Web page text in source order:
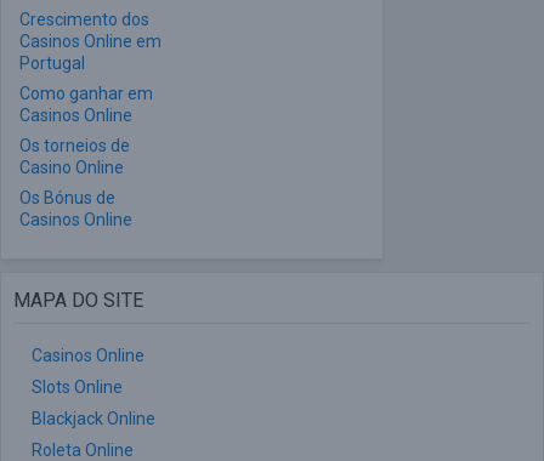
Crescimento dos
Casinos Online em
Portugal
Como ganhar em
Casinos Online
Os torneios de
Casino Online
Os Bónus de
Casinos Online
MAPA DO SITE
Casinos Online
Slots Online
Blackjack Online
Roleta Online